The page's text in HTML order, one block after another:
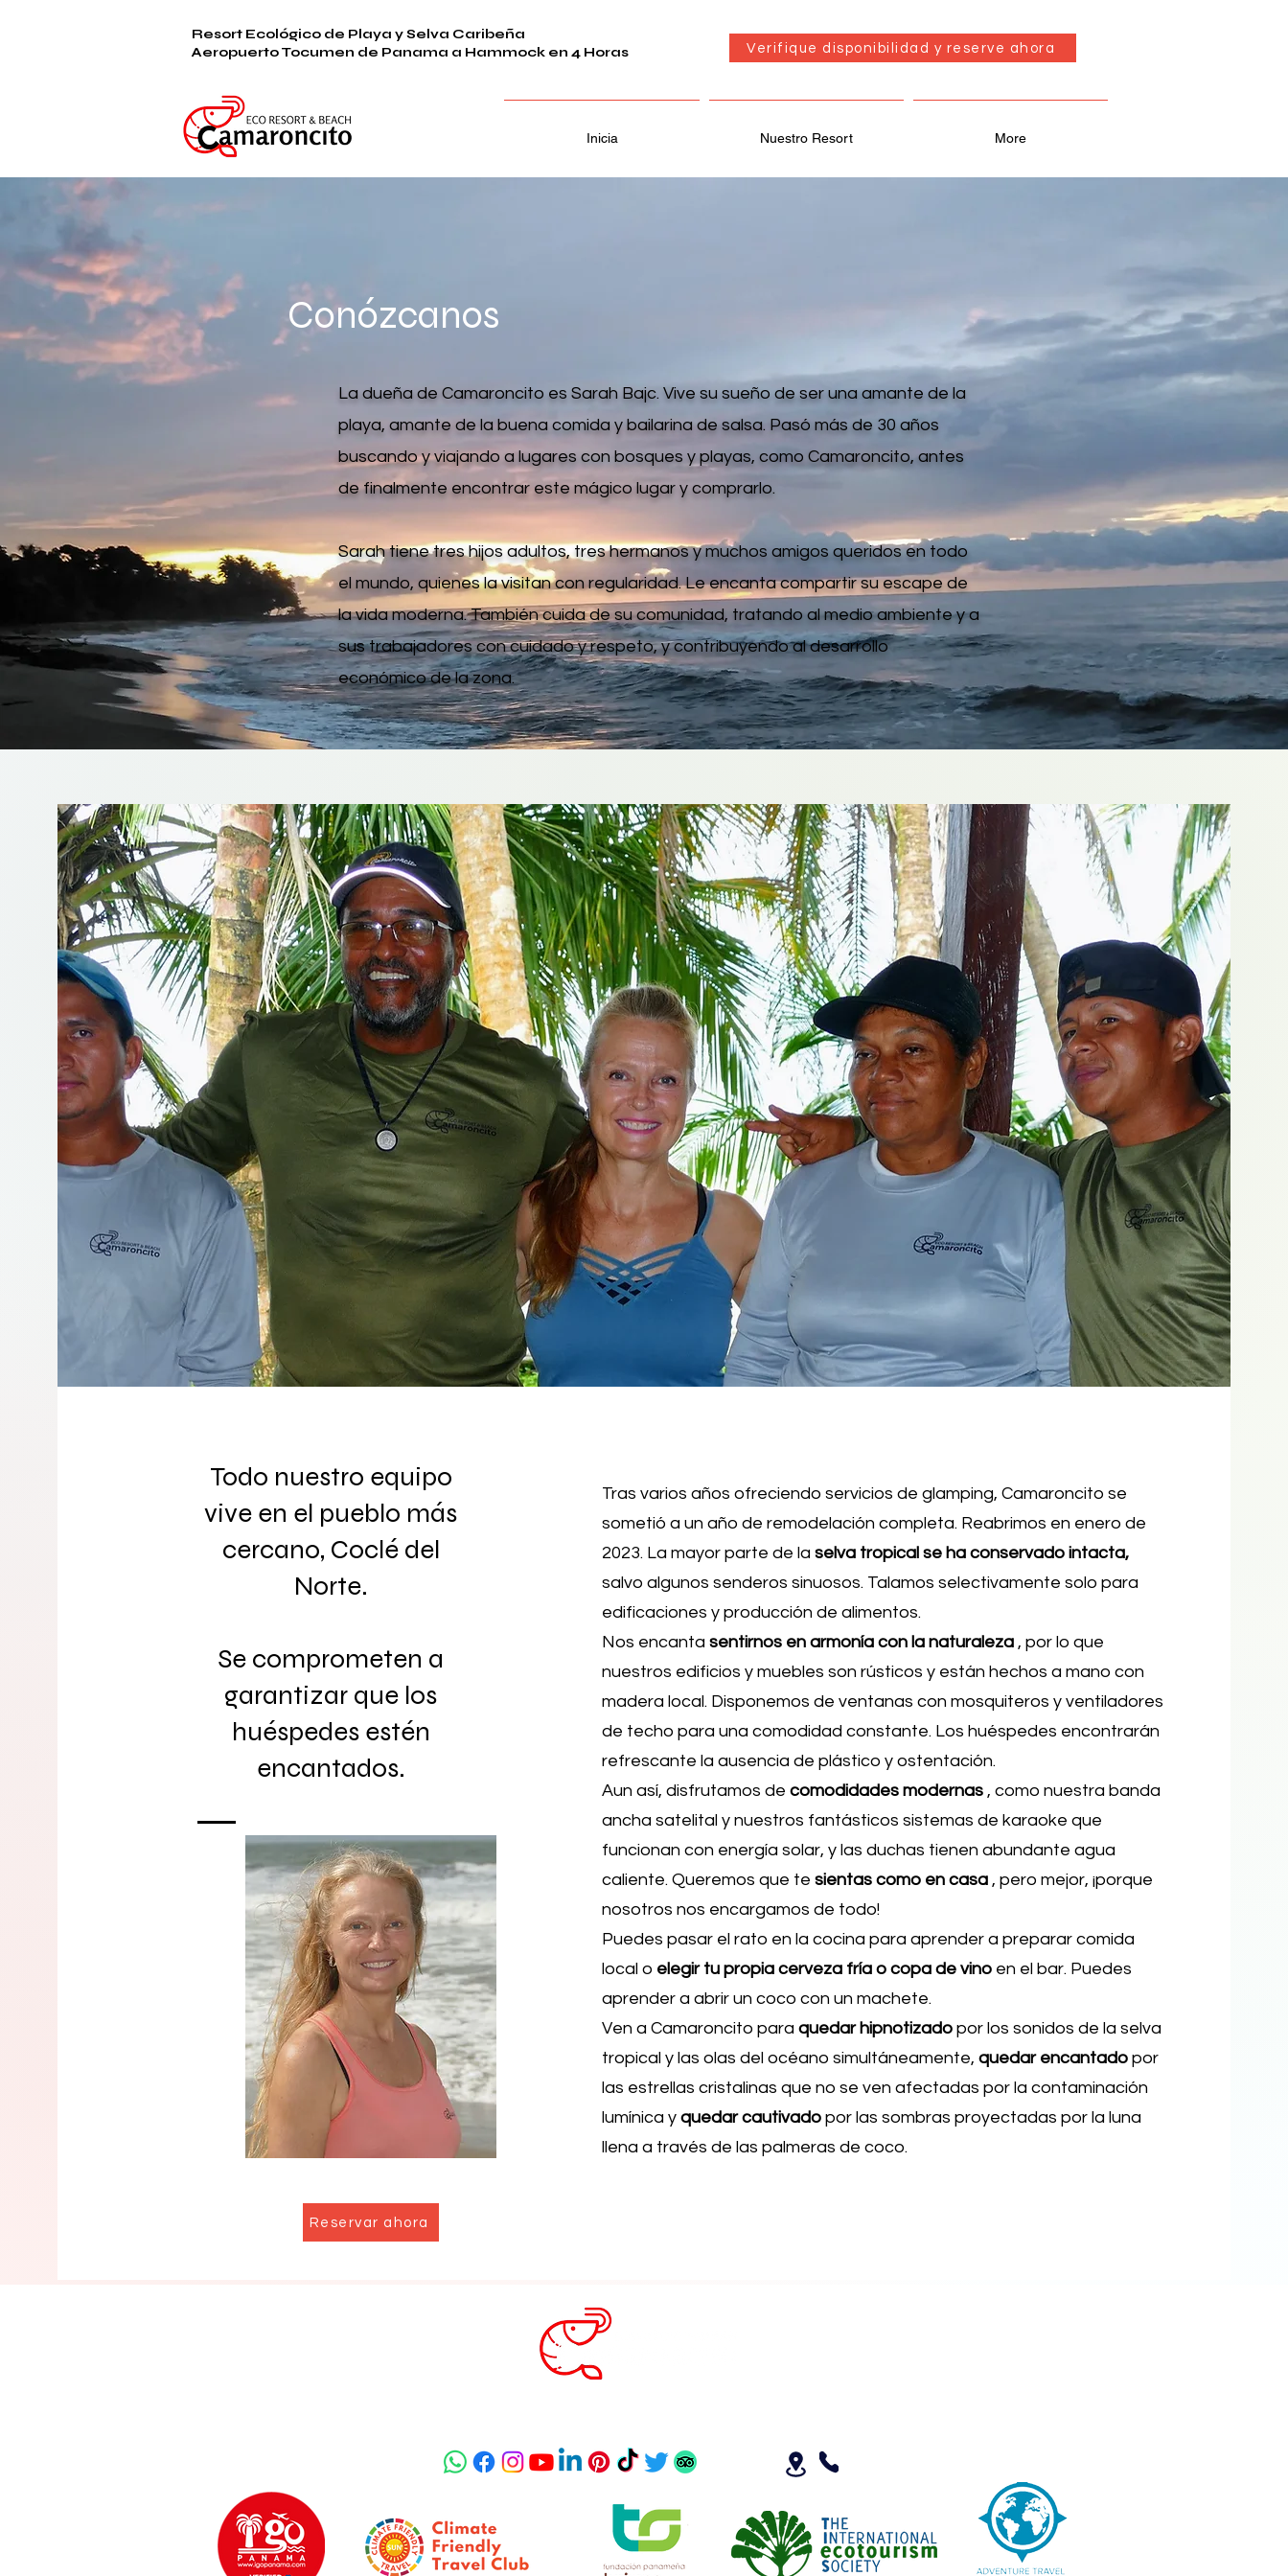
Resort Ecológico de Playa y Selva Caribeña
Aeropuerto Tocumen de Panama a Hammock en 4 Horas
Verifique disponibilidad y reserve ahora
Inicia Nuestro Resort More
Conózcanos
La dueña de Camaroncito es Sarah Bajc. Vive su sueño de ser una amante de la
playa, amante de la buena comida y bailarina de salsa. Pasó más de 30 años
buscando y viajando a lugares con bosques y playas, como Camaroncito, antes
de finalmente encontrar este mágico lugar y comprarlo.
Sarah tiene tres hijos adultos, tres hermanos y muchos amigos queridos en todo
el mundo, quienes la visitan con regularidad. Le encanta compartir su escape de
la vida moderna. También cuida de su comunidad, tratando al medio ambiente y a
sus trabajadores con cuidado y respeto, y contribuyendo al desarrollo
económico de la zona.
Todo nuestro equipo
vive en el pueblo más
cercano, Coclé del
Norte.
Se comprometen a
garantizar que los
huéspedes estén
encantados.
Reservar ahora
Tras varios años ofreciendo servicios de glamping, Camaroncito se
sometió a un año de remodelación completa. Reabrimos en enero de
2023. La mayor parte de la selva tropical se ha conservado intacta,
salvo algunos senderos sinuosos. Talamos selectivamente solo para
edificaciones y producción de alimentos.
Nos encanta sentirnos en armonía con la naturaleza , por lo que
nuestros edificios y muebles son rústicos y están hechos a mano con
madera local. Disponemos de ventanas con mosquiteros y ventiladores
de techo para una comodidad constante. Los huéspedes encontrarán
refrescante la ausencia de plástico y ostentación.
Aun así, disfrutamos de comodidades modernas , como nuestra banda
ancha satelital y nuestros fantásticos sistemas de karaoke que
funcionan con energía solar, y las duchas tienen abundante agua
caliente. Queremos que te sientas como en casa , pero mejor, ¡porque
nosotros nos encargamos de todo!
Puedes pasar el rato en la cocina para aprender a preparar comida
local o elegir tu propia cerveza fría o copa de vino en el bar. Puedes
aprender a abrir un coco con un machete.
Ven a Camaroncito para quedar hipnotizado por los sonidos de la selva
tropical y las olas del océano simultáneamente, quedar encantado por
las estrellas cristalinas que no se ven afectadas por la contaminación
lumínica y quedar cautivado por las sombras proyectadas por la luna
llena a través de las palmeras de coco.